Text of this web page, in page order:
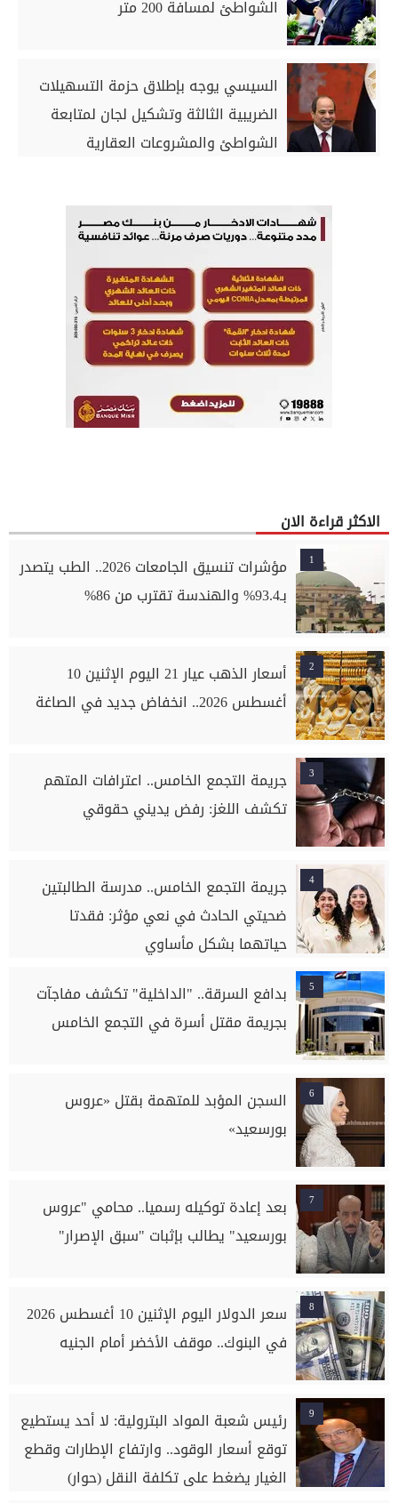
الشواطئ لمسافة 200 متر
السيسي يوجه بإطلاق حزمة التسهيلات
الضريبية الثالثة وتشكيل لجان لمتابعة
الشواطئ والمشروعات العقارية
الاكثر قراءة الان
1
مؤشرات تنسيق الجامعات 2026.. الطب يتصدر
بـ93.4% والهندسة تقترب من 86%
2
أسعار الذهب عيار 21 اليوم الإثنين 10
أغسطس 2026.. انخفاض جديد في الصاغة
3
جريمة التجمع الخامس.. اعترافات المتهم
تكشف اللغز: رفض يديني حقوقي
4
جريمة التجمع الخامس.. مدرسة الطالبتين
ضحيتي الحادث في نعي مؤثر: فقدتا
حياتهما بشكل مأساوي
5
بدافع السرقة.. "الداخلية" تكشف مفاجآت
بجريمة مقتل أسرة في التجمع الخامس
6
السجن المؤبد للمتهمة بقتل «عروس
بورسعيد»
7
بعد إعادة توكيله رسميا.. محامي "عروس
بورسعيد" يطالب بإثبات "سبق الإصرار"
8
سعر الدولار اليوم الإثنين 10 أغسطس 2026
في البنوك.. موقف الأخضر أمام الجنيه
9
رئيس شعبة المواد البترولية: لا أحد يستطيع
توقع أسعار الوقود.. وارتفاع الإطارات وقطع
الغيار يضغط على تكلفة النقل (حوار)